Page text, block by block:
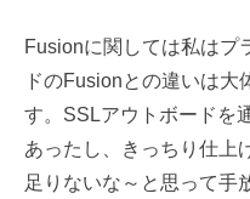
Fusionに関しては私はプ
ドのFusionとの違いは大
す。SSLアウトボードを
あったし、きっちり仕上
足りないな～と思って手